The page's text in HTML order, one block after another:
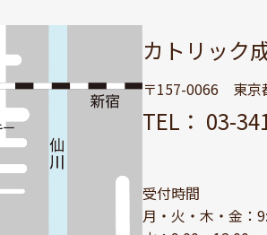
カトリック
〒157-0066 東京
TEL： 03-
受付時間
月・火・木・金：